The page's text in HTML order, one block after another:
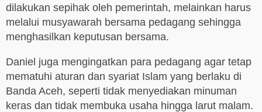
dilakukan sepihak oleh pemerintah, melainkan harus
melalui musyawarah bersama pedagang sehingga
menghasilkan keputusan bersama.
Daniel juga mengingatkan para pedagang agar tetap
mematuhi aturan dan syariat Islam yang berlaku di
Banda Aceh, seperti tidak menyediakan minuman
keras dan tidak membuka usaha hingga larut malam.